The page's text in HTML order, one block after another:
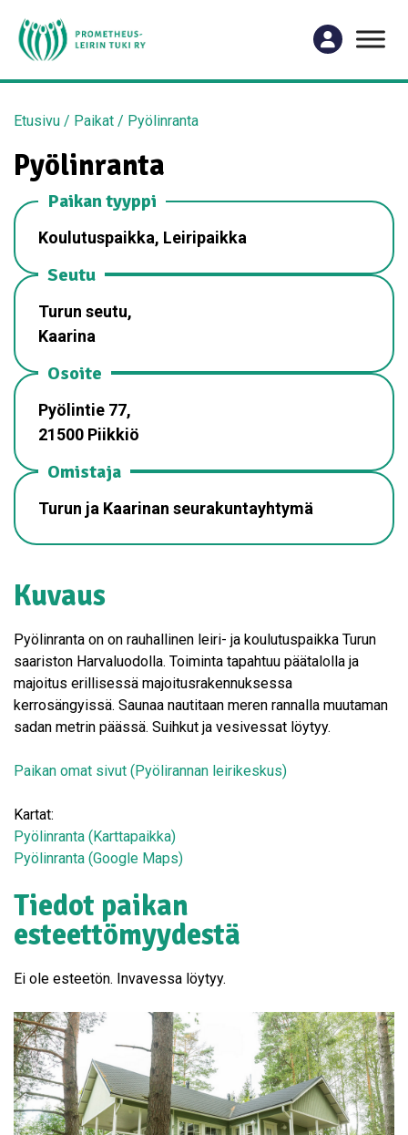
Etusivu / Paikat / Pyölinranta
Pyölinranta
Paikan tyyppi
Koulutuspaikka, Leiripaikka
Seutu
Turun seutu,
Kaarina
Osoite
Pyölintie 77,
21500 Piikkiö
Omistaja
Turun ja Kaarinan seurakuntayhtymä
Kuvaus
Pyölinranta on on rauhallinen leiri- ja koulutuspaikka Turun
saariston Harvaluodolla. Toiminta tapahtuu päätalolla ja
majoitus erillisessä majoitusrakennuksessa
kerrosängyissä. Saunaa nautitaan meren rannalla muutaman
sadan metrin päässä. Suihkut ja vesivessat löytyy.
Paikan omat sivut (Pyölirannan leirikeskus)
Kartat:
Pyölinranta (Karttapaikka)
Pyölinranta (Google Maps)
Tiedot paikan
esteettömyydestä
Ei ole esteetön. Invavessa löytyy.